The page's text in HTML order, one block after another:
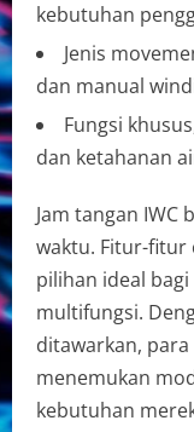
kebutuhan
Jenis
dan manual
Fungsi
dan ketahanan
Jam tangan IWC
waktu. Fitur-fitur
pilihan ideal
multifungsi.
ditawarkan,
menemukan
kebutuhan